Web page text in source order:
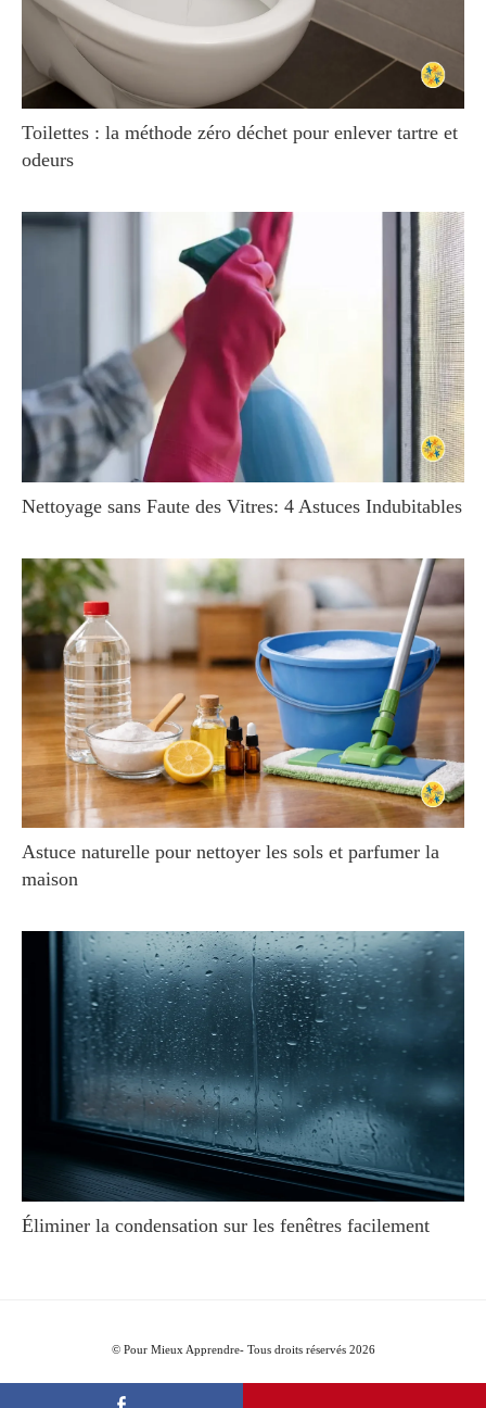
Toilettes : la méthode zéro déchet pour enlever tartre et
odeurs
Nettoyage sans Faute des Vitres: 4 Astuces Indubitables
Astuce naturelle pour nettoyer les sols et parfumer la
maison
Éliminer la condensation sur les fenêtres facilement
© Pour Mieux Apprendre- Tous droits réservés 2026